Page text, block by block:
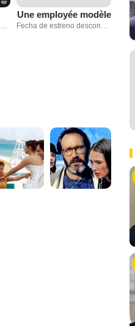
Fecha de estreno desconocida
Une employée modèle
Fecha de estreno desconocida